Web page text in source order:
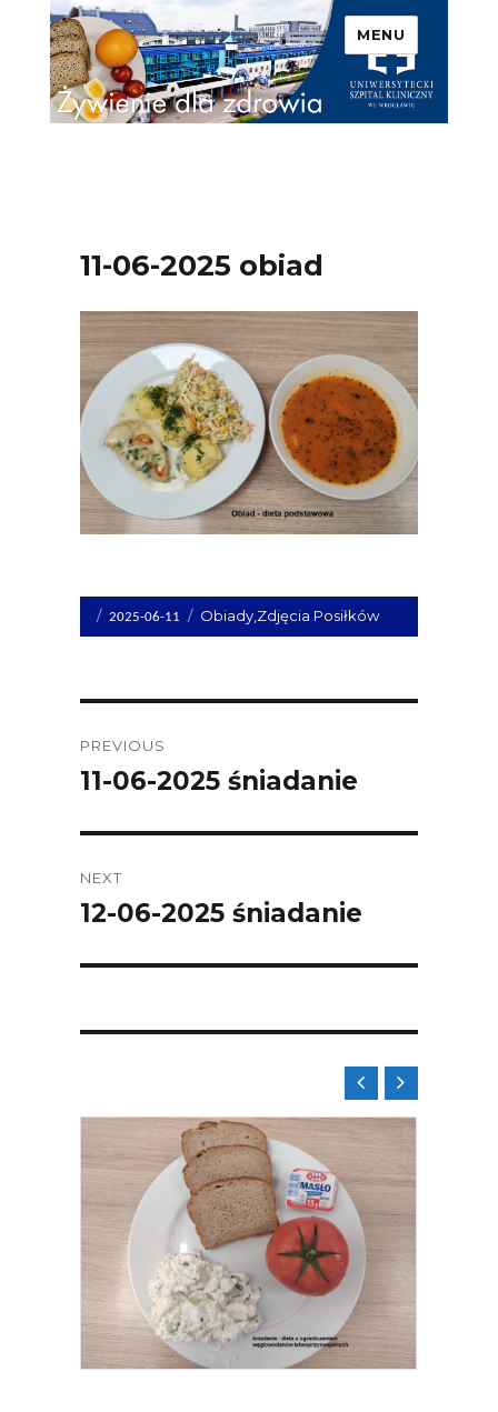
Uniwersytecki Szpital
Kliniczny we Wrocławiu –
Żywienie dla zdrowia
MENU
11-06-2025 obiad
Opublikowano
dnia
2025-06-11 Kategorie
Obiady, Zdjęcia Posiłków
navigation
PREVIOUS
Previous
11-06-2025 śniadanie
NEXT
Next
12-06-2025 śniadanie
 